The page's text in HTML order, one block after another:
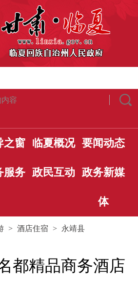
之窗 临夏概况 要闻动态
服务 政民互动 政务新媒
体
> 酒店住宿 > 永靖县
都精品商务酒店